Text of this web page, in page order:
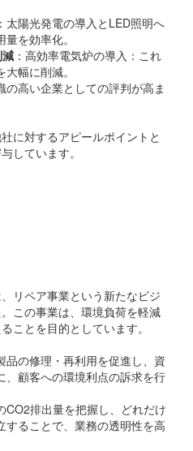
：太陽光発電の導入とLED照明へ
を効率化。
：高効率電気炉の導入：これ
幅に削減。
の高い企業としての評判が高ま
に対するアピールポイントと
しています。
リペア事業という新たなビジ
この事業は、環境負荷を軽減
ことを目的としています。
品の修理・再利用を促進し、資
、顧客への環境利点の訴求を行
CO2排出量を把握し、どれだけ
することで、業務の透明性を高